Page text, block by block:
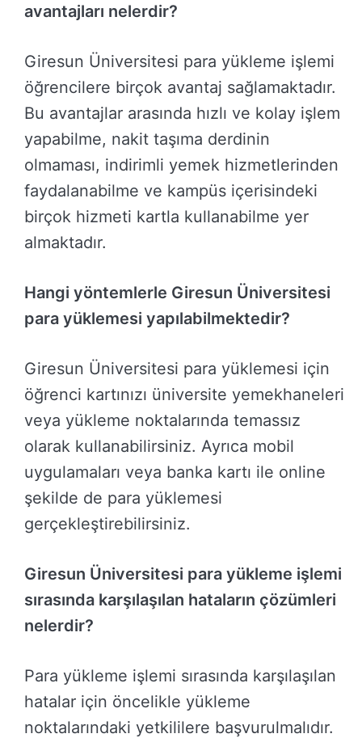
avantajları nelerdir?
Giresun Üniversitesi para yükleme işlemi
öğrencilere birçok avantaj sağlamaktadır.
Bu avantajlar arasında hızlı ve kolay işlem
yapabilme, nakit taşıma derdinin
olmaması, indirimli yemek hizmetlerinden
faydalanabilme ve kampüs içerisindeki
birçok hizmeti kartla kullanabilme yer
almaktadır.
Hangi yöntemlerle Giresun Üniversitesi
para yüklemesi yapılabilmektedir?
Giresun Üniversitesi para yüklemesi için
öğrenci kartınızı üniversite yemekhaneleri
veya yükleme noktalarında temassız
olarak kullanabilirsiniz. Ayrıca mobil
uygulamaları veya banka kartı ile online
şekilde de para yüklemesi
gerçekleştirebilirsiniz.
Giresun Üniversitesi para yükleme işlemi
sırasında karşılaşılan hataların çözümleri
nelerdir?
Para yükleme işlemi sırasında karşılaşılan
hatalar için öncelikle yükleme
noktalarındaki yetkililere başvurulmalıdır.